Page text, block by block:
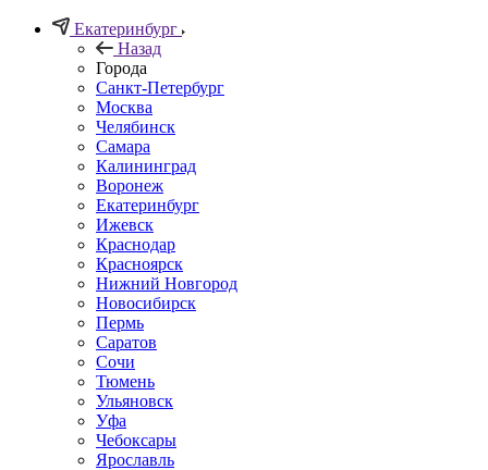
Екатеринбург
Назад
Города
Санкт-Петербург
Москва
Челябинск
Самара
Калининград
Воронеж
Екатеринбург
Ижевск
Краснодар
Красноярск
Нижний Новгород
Новосибирск
Пермь
Саратов
Сочи
Тюмень
Ульяновск
Уфа
Чебоксары
Ярославль